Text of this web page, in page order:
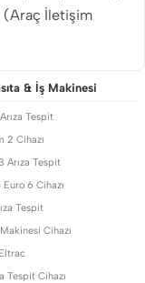
(Araç İletişim
& İş Makinesi
Tespit
2 Cihazı
Arıza Tespit
6 Cihazı
Tespit
Cihazı
Tespit Cihazı